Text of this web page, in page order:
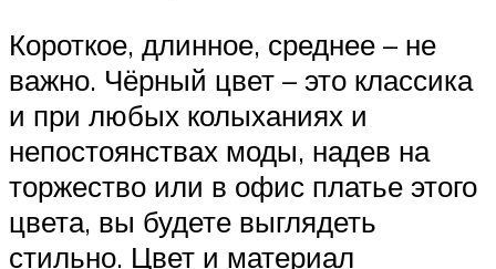
Короткое, длинное, среднее – не
важно. Чёрный цвет – это классика
и при любых колыханиях и
непостоянствах моды, надев на
торжество или в офис платье этого
цвета, вы будете выглядеть
стильно. Цвет и материал